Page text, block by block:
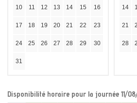
10 11 12 13 14 15 16
17 18 19 20 21 22 23
24 25 26 27 28 29 30
31
14
21
28
Disponibilité horaire pour la journée 11/